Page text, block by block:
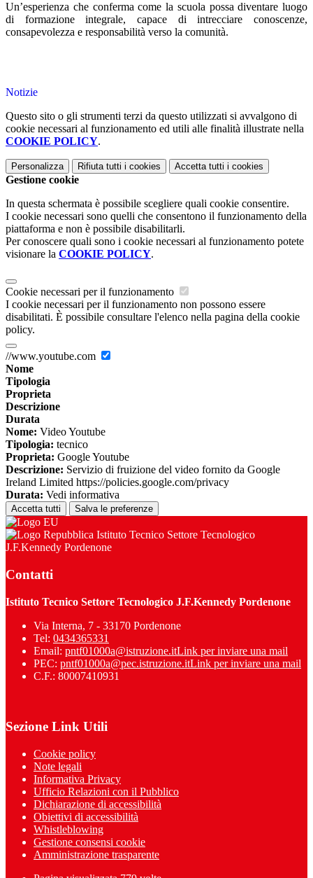
Un’esperienza che conferma come la scuola possa diventare luogo
di formazione integrale, capace di intrecciare conoscenze,
consapevolezza e responsabilità verso la comunità.
Notizie
Questo sito o gli strumenti terzi da questo utilizzati si avvalgono di
cookie necessari al funzionamento ed utili alle finalità illustrate nella
COOKIE POLICY.
Personalizza Rifiuta tutti i cookies Accetta tutti i cookies
Gestione cookie
In questa schermata è possibile scegliere quali cookie consentire.
I cookie necessari sono quelli che consentono il funzionamento della
piattaforma e non è possibile disabilitarli.
Per conoscere quali sono i cookie necessari al funzionamento potete
visionare la COOKIE POLICY.
Cookie necessari per il funzionamento
I cookie necessari per il funzionamento non possono essere
disabilitati. È possibile consultare l'elenco nella pagina della cookie
policy.
//www.youtube.com
Nome
Tipologia
Proprieta
Descrizione
Durata
Nome: Video Youtube
Tipologia: tecnico
Proprieta: Google Youtube
Descrizione: Servizio di fruizione del video fornito da Google
Ireland Limited https://policies.google.com/privacy
Durata: Vedi informativa
Accetta tutti Salva le preferenze
Istituto Tecnico Settore Tecnologico
J.F.Kennedy Pordenone
Contatti
Istituto Tecnico Settore Tecnologico J.F.Kennedy Pordenone
Via Interna, 7 - 33170 Pordenone
Tel: 0434365331
Email: pntf01000a@istruzione.itLink per inviare una mail
PEC: pntf01000a@pec.istruzione.itLink per inviare una mail
C.F.: 80007410931
Sezione Link Utili
Cookie policy
Note legali
Informativa Privacy
Ufficio Relazioni con il Pubblico
Dichiarazione di accessibilità
Obiettivi di accessibilità
Whistleblowing
Gestione consensi cookie
Amministrazione trasparente